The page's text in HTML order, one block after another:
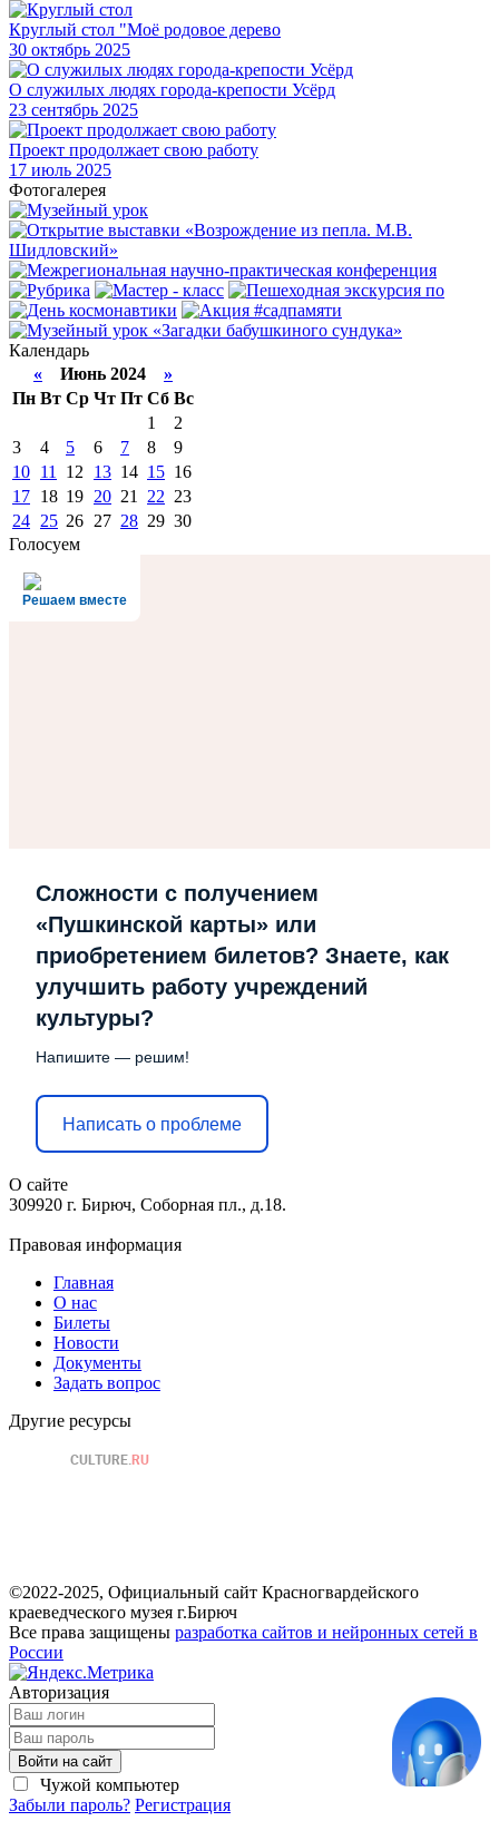
Круглый стол "Моё родовое дерево
30 октябрь 2025
О служилых людях города-крепости Усёрд
23 сентябрь 2025
Проект продолжает свою работу
17 июль 2025
Фотогалерея
Календарь
« Июнь 2024 »
Пн Вт Ср Чт Пт Сб Вс
1
2
3
4 5 6 7 8
9
10 11 12 13 14 15 16
17 18 19 20 21 22 23
24 25 26 27 28 29 30
Голосуем
Решаем вместе
Сложности с получением
«Пушкинской карты» или
приобретением билетов? Знаете, как
улучшить работу учреждений
культуры?
Напишите — решим!
Написать о проблеме
О сайте
309920 г. Бирюч, Соборная пл., д.18.
Правовая информация
Главная
О нас
Билеты
Новости
Документы
Задать вопрос
Другие ресурсы
©2022-2025, Официальный сайт Красногвардейского
краеведческого музея г.Бирюч
Все права защищены разработка сайтов и нейронных сетей в
России
Авторизация
Войти на сайт
Чужой компьютер
Забыли пароль? Регистрация